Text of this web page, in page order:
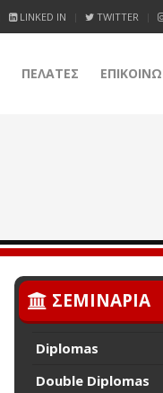
LINKED IN TWITTER
ΠΕΛΑΤΕΣ
ΣΕΜΙΝΑΡΙΑ
Diplomas
Double Diplomas